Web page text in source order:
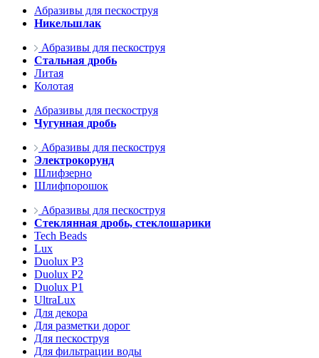
Абразивы для пескоструя
Никельшлак
Абразивы для пескоструя
Стальная дробь
Литая
Колотая
Абразивы для пескоструя
Чугунная дробь
Абразивы для пескоструя
Электрокорунд
Шлифзерно
Шлифпорошок
Абразивы для пескоструя
Стеклянная дробь, стеклошарики
Tech Beads
Lux
Duolux P3
Duolux P2
Duolux P1
UltraLux
Для декора
Для разметки дорог
Для пескоструя
Для фильтрации воды